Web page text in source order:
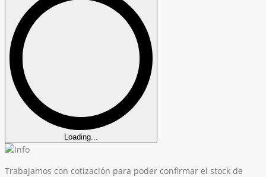
Loading...
Trabajamos con cotización para poder confirmar el stock de